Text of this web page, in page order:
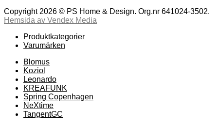
Copyright 2026 © PS Home & Design. Org.nr 641024-3502.
Hemsida av Vendex Media
Produktkategorier
Varumärken
Blomus
Koziol
Leonardo
KREAFUNK
Spring Copenhagen
NeXtime
TangentGC